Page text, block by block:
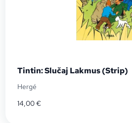
Tintin: Slučaj Lakmus (Strip)
Hergé
14,00€